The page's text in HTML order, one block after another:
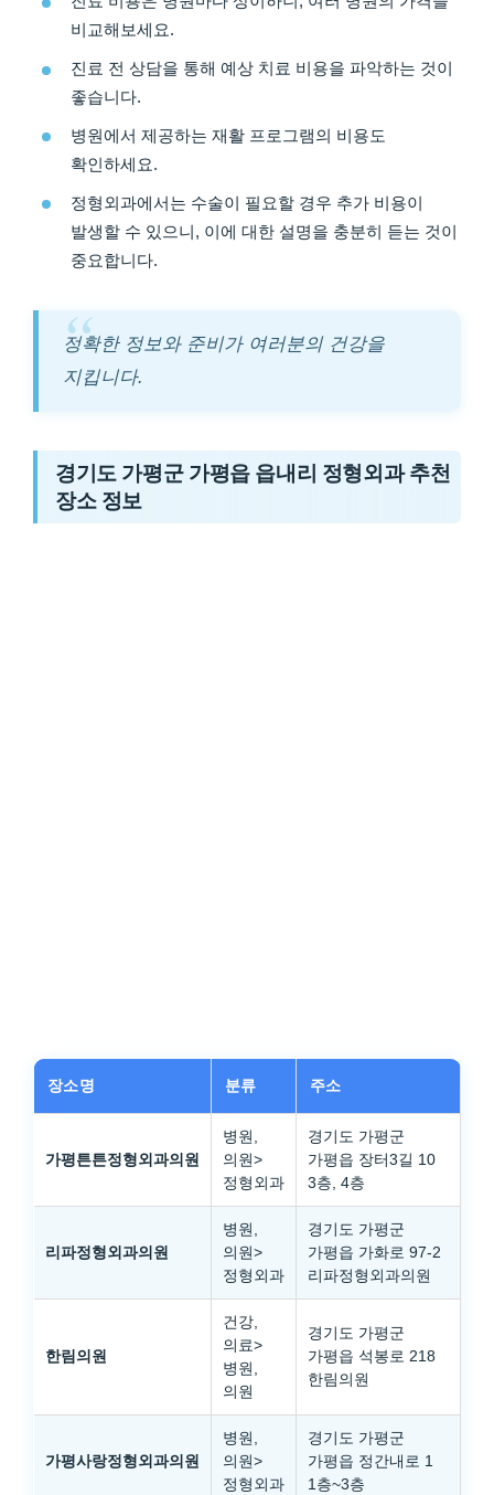
비교해보세요.
진료 전 상담을 통해 예상 치료 비용을 파악하는 것이
좋습니다.
병원에서 제공하는 재활 프로그램의 비용도
확인하세요.
정형외과에서는 수술이 필요할 경우 추가 비용이
발생할 수 있으니, 이에 대한 설명을 충분히 듣는 것이
중요합니다.
정확한 정보와 준비가 여러분의 건강을
지킵니다.
경기도 가평군 가평읍 읍내리 정형외과 추천
장소 정보
장소명 분류 주소
가평튼튼정형외과의원
병원,
의원>
정형외과
경기도 가평군
가평읍 장터3길 10
3층, 4층
리파정형외과의원
병원,
의원>
정형외과
경기도 가평군
가평읍 가화로 97-2
리파정형외과의원
한림의원
건강,
의료>
병원,
의원
경기도 가평군
가평읍 석봉로 218
한림의원
가평사랑정형외과의원
병원,
의원>
정형외과
경기도 가평군
가평읍 정간내로 1
1층~3층